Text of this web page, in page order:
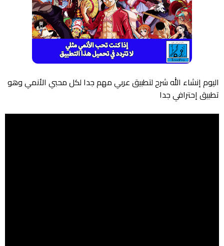
اليوم إنشاء الله شرح لتطبيق عربي مهم جدا لكل محبي الأنمي وهو
تطبيق إحترافي جدا